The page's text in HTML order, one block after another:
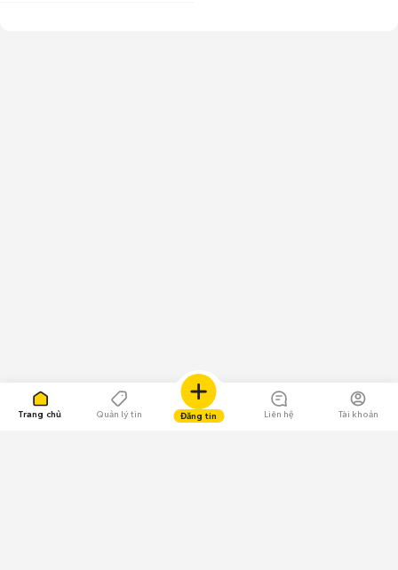
Trang chủ Quản lý tin Đăng tin Liên hệ Tài khoản